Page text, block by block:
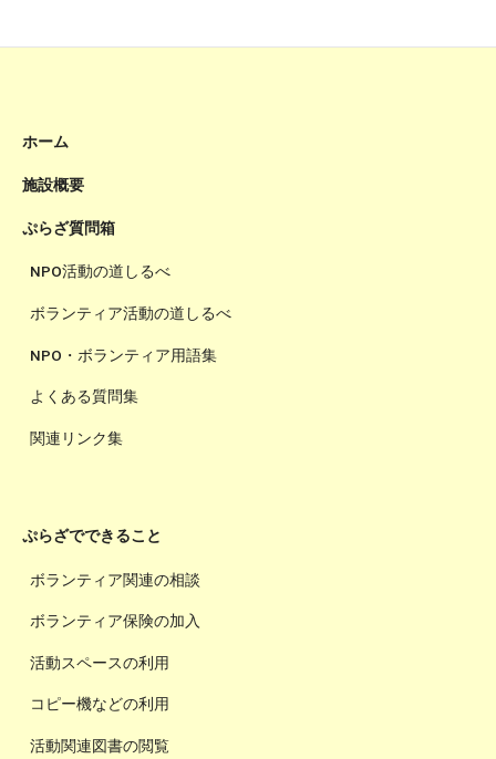
ホーム
施設概要
ぷらざ質問箱
NPO活動の道しるべ
ボランティア活動の道しるべ
NPO・ボランティア用語集
よくある質問集
関連リンク集
ぷらざでできること
ボランティア関連の相談
ボランティア保険の加入
活動スペースの利用
コピー機などの利用
活動関連図書の閲覧